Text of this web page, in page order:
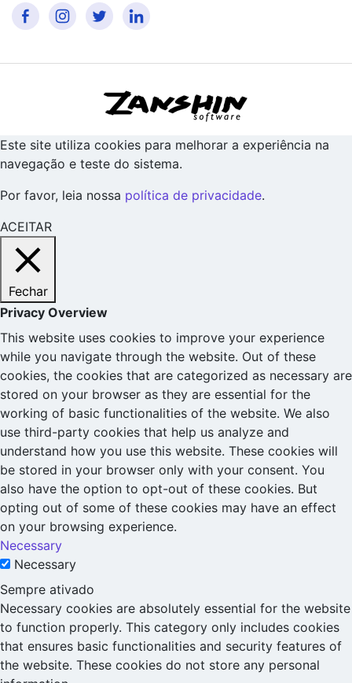
Este site utiliza cookies para melhorar a experiência na
navegação e teste do sistema.
Por favor, leia nossa política de privacidade.
ACEITAR
Fechar
Privacy Overview
This website uses cookies to improve your experience
while you navigate through the website. Out of these
cookies, the cookies that are categorized as necessary are
stored on your browser as they are essential for the
working of basic functionalities of the website. We also
use third-party cookies that help us analyze and
understand how you use this website. These cookies will
be stored in your browser only with your consent. You
also have the option to opt-out of these cookies. But
opting out of some of these cookies may have an effect
on your browsing experience.
Necessary
Necessary
Sempre ativado
Necessary cookies are absolutely essential for the website
to function properly. This category only includes cookies
that ensures basic functionalities and security features of
the website. These cookies do not store any personal